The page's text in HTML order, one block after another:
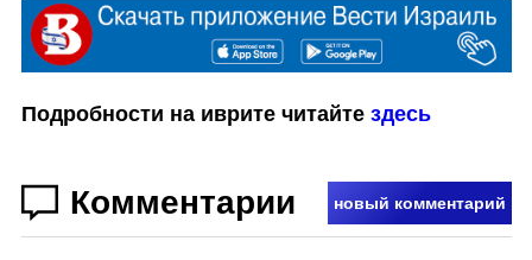
Подробности на иврите читайте здесь
Комментарии новый комментарий